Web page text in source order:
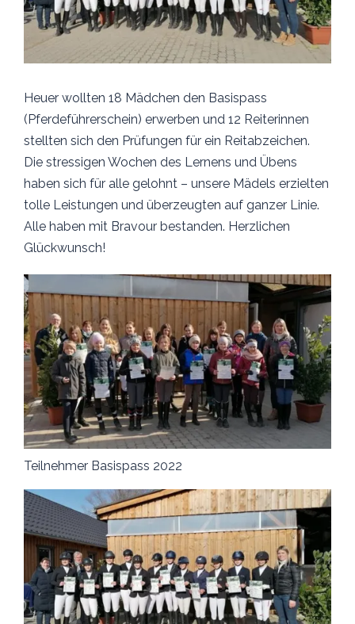
Heuer wollten 18 Mädchen den Basispass
(Pferdeführerschein) erwerben und 12 Reiterinnen
stellten sich den Prüfungen für ein Reitabzeichen.
Die stressigen Wochen des Lernens und Übens
haben sich für alle gelohnt – unsere Mädels erzielten
tolle Leistungen und überzeugten auf ganzer Linie.
Alle haben mit Bravour bestanden. Herzlichen
Glückwunsch!
Teilnehmer Basispass 2022